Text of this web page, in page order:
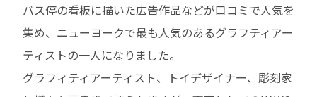
バス停の看板に描いた広告作品などが口コミで人気を
集め、ニューヨークで最も人気のあるグラフティアー
ティストの一人になりました。
グラフィティアーティスト、トイデザイナー、彫刻家